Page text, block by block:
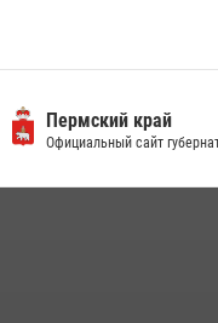
ветеринарно-санитарной
13 июля 2026, 10:43
Пермский край
Официальный сайт